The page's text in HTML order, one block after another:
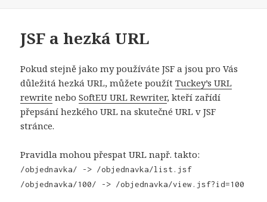
JSF a hezká URL
Pokud stejně jako my používáte JSF a jsou pro Vás
důležitá hezká URL, můžete použítTuckey’s URL
rewrite neboSoftEU URL Rewriter, kteří zařídí
přepsání hezkého URL na skutečné URL v JSF
stránce.
Pravidla mohou přespat URL např. takto:
/objednavka/ -> /objednavka/list.jsf
/objednavka/100/ -> /objednavka/view.jsf?id=100